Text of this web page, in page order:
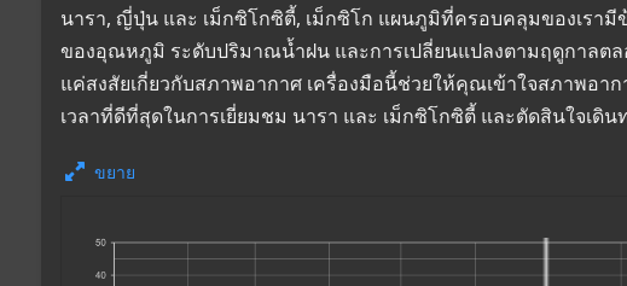
นารา, ญี่ปุ่น และ เม็กซิโกซิตี้, เม็กซิโก แผนภูมิที่ครอบคลุมของเรามี
ของอุณหภูมิ ระดับปริมาณน้ำฝน และการเปลี่ยนแปลงตามฤดูกาลต
แค่สงสัยเกี่ยวกับสภาพอากาศ เครื่องมือนี้ช่วยให้คุณเข้าใจสภาพอ
เวลาที่ดีที่สุดในการเยี่ยมชม นารา และ เม็กซิโกซิตี้ และตัดสินใจเดิ
ขยาย